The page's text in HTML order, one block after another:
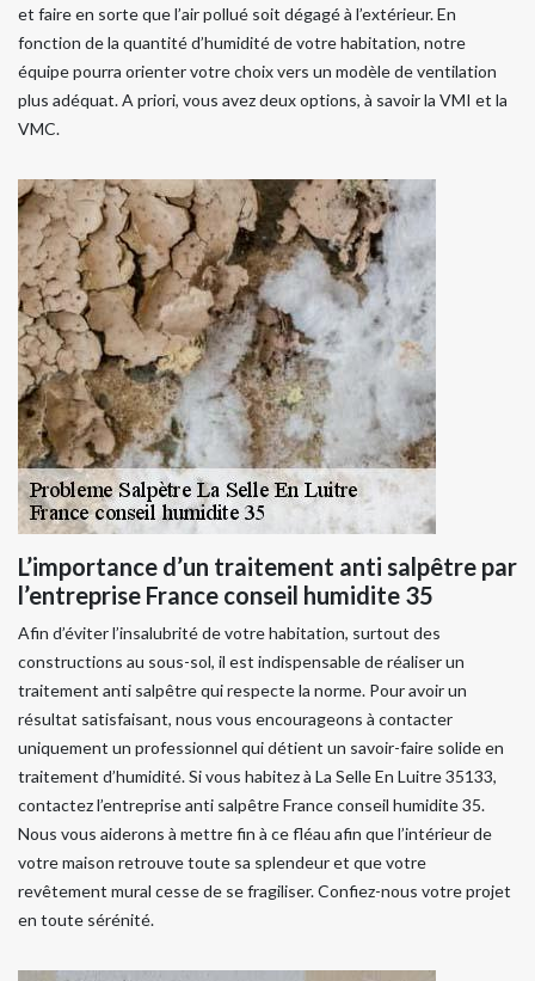
et faire en sorte que l’air pollué soit dégagé à l’extérieur. En
fonction de la quantité d’humidité de votre habitation, notre
équipe pourra orienter votre choix vers un modèle de ventilation
plus adéquat. A priori, vous avez deux options, à savoir la VMI et la
VMC.
L’importance d’un traitement anti salpêtre par
l’entreprise France conseil humidite 35
Afin d’éviter l’insalubrité de votre habitation, surtout des
constructions au sous-sol, il est indispensable de réaliser un
traitement anti salpêtre qui respecte la norme. Pour avoir un
résultat satisfaisant, nous vous encourageons à contacter
uniquement un professionnel qui détient un savoir-faire solide en
traitement d’humidité. Si vous habitez à La Selle En Luitre 35133,
contactez l’entreprise anti salpêtre France conseil humidite 35.
Nous vous aiderons à mettre fin à ce fléau afin que l’intérieur de
votre maison retrouve toute sa splendeur et que votre
revêtement mural cesse de se fragiliser. Confiez-nous votre projet
en toute sérénité.